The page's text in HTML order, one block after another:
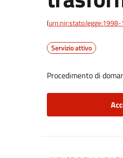
(
Servizio attivo
Procedimento di